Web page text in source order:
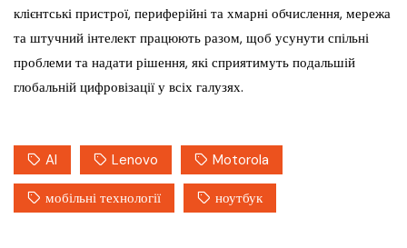
клієнтські пристрої, периферійні та хмарні обчислення, мережа
та штучний інтелект працюють разом, щоб усунути спільні
проблеми та надати рішення, які сприятимуть подальшій
глобальній цифровізації у всіх галузях.
AI Lenovo Motorola
мобільні технології ноутбук